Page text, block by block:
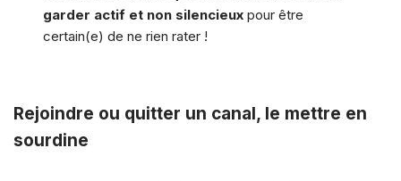
garder actif et non silencieux pour être
certain(e) de ne rien rater !
Rejoindre ou quitter un canal, le mettre en
sourdine